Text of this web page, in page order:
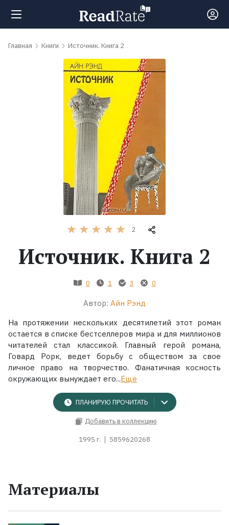
Поиск
обсуждаемые
Жанры
Коллекции
Главная Книги Источник. Книга 2
2
Источник. Книга 2
0 1 3 0
Автор: Айн Рэнд
На протяжении нескольких десятилетий этот роман
остается в списке бестселлеров мира и для миллионов
читателей стал классикой. Главный герой романа,
Говард Рорк, ведет борьбу с обществом за свое
личное право на творчество. Фанатичная косность
окружающих вынуждает его...Ещё
ПЛАНИРУЮ ПРОЧИТАТЬ
Добавить в коллекцию
1995 г. 5859620268
Материалы